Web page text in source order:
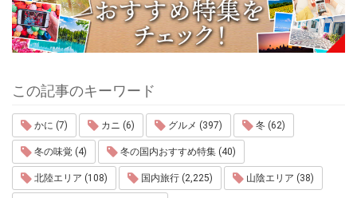
この記事のキーワード
かに (7) カニ (6) グルメ (397) 冬 (62)
冬の味覚 (4) 冬の国内おすすめ特集 (40)
北陸エリア (108) 国内旅行 (2,225) 山陰エリア (38)